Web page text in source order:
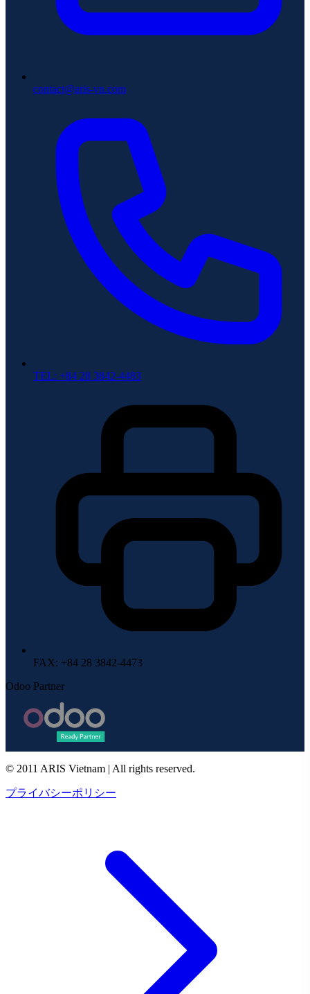
contact@aris-vn.com
TEL: +84 28 3842-4483
FAX: +84 28 3842-4473
Odoo Partner
© 2011 ARIS Vietnam | All rights reserved.
プライバシーポリシー